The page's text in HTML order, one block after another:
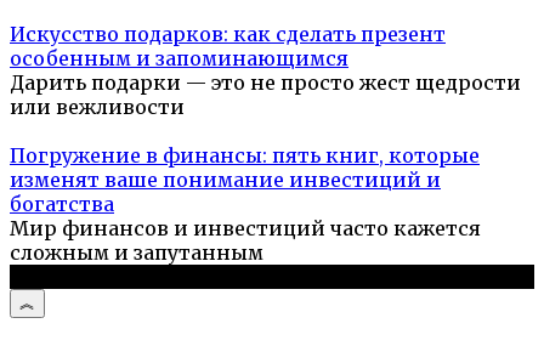
Искусство подарков: как сделать презент
особенным и запоминающимся
Дарить подарки — это не просто жест щедрости
или вежливости
Погружение в финансы: пять книг, которые
изменят ваше понимание инвестиций и
богатства
Мир финансов и инвестиций часто кажется
сложным и запутанным